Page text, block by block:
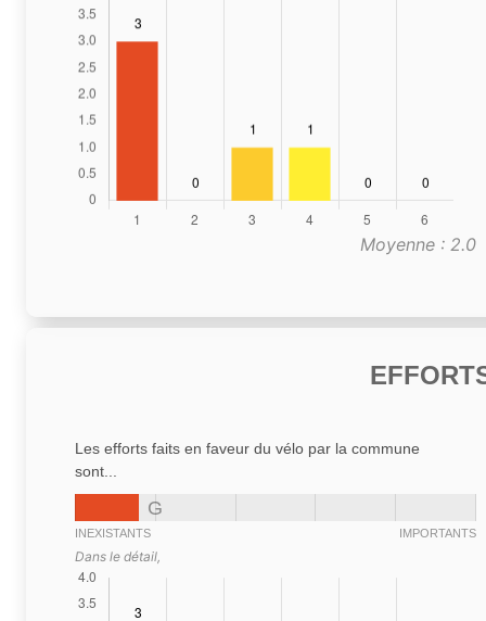
Moyenne : 2.0
Les efforts faits en faveur du vélo par la commune
sont...
G
INEXISTANTS IMPORTANTS
Dans le détail,